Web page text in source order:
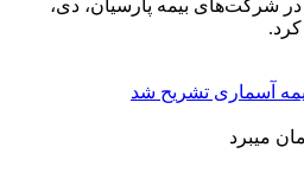
شرکت‌های بیمه پارسیان، دی،
آسماری تشریح شد